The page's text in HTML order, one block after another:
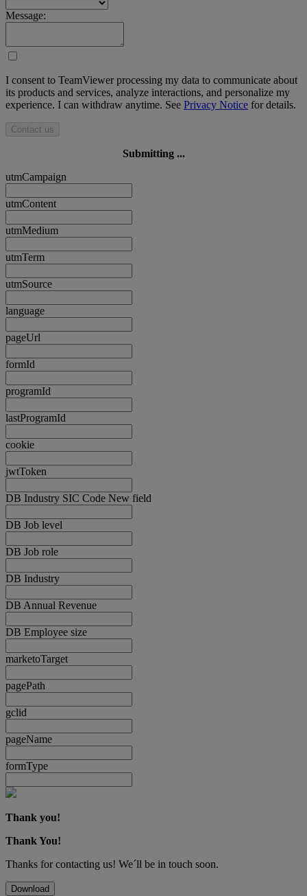
Message:
I consent to TeamViewer processing my data to communicate about
its products and services, analyze interactions, and personalize my
experience. I can withdraw anytime. See Privacy Notice for details.
Contact us
Submitting ...
utmCampaign
utmContent
utmMedium
utmTerm
utmSource
language
pageUrl
formId
programId
lastProgramId
cookie
jwtToken
DB Industry SIC Code New field
DB Job level
DB Job role
DB Industry
DB Annual Revenue
DB Employee size
marketoTarget
pagePath
gclid
pageName
formType
Thank you!
Thank You!
Thanks for contacting us! We´ll be in touch soon.
Download